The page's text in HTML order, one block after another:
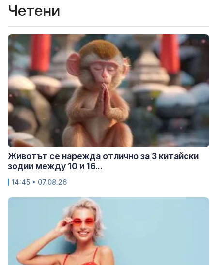
Четени
Животът се нарежда отлично за 3 китайски
зодии между 10 и 16...
14:45 • 07.08.26